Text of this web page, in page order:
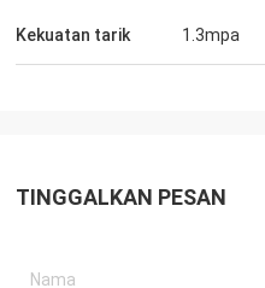
Kekuatan tarik 1.3mpa
TINGGALKAN PESAN